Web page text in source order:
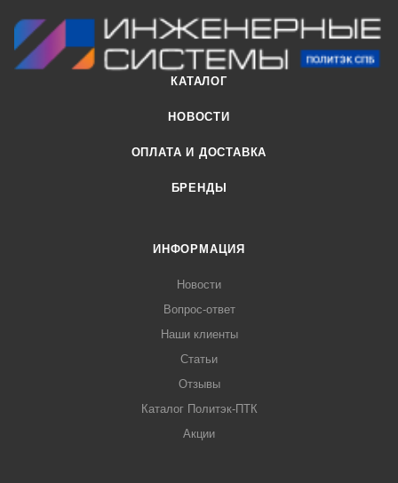
КАТАЛОГ
НОВОСТИ
ОПЛАТА И ДОСТАВКА
БРЕНДЫ
ИНФОРМАЦИЯ
Новости
Вопрос-ответ
Наши клиенты
Статьи
Отзывы
Каталог Политэк-ПТК
Акции